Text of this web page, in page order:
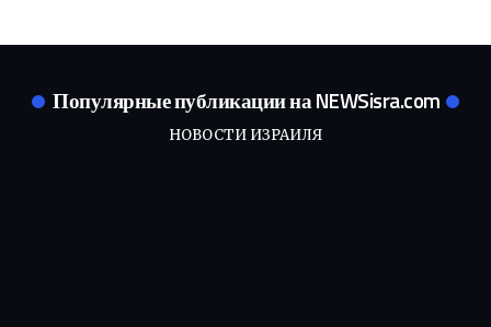
Популярные публикации на NEWSisra.com
НОВОСТИ ИЗРАИЛЯ